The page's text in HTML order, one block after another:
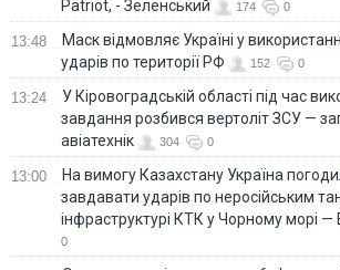
Patriot, - Зеленський
174 0
13:48
Маск відмовляє Україні у
ударів по території РФ
152 0
13:24
У Кіровоградській області під час
завдання розбився вертоліт ЗСУ —
авіатехнік
304 0
13:00
На вимогу Казахстану Україна
завдавати ударів по неросійським
інфраструктурі КТК у Чорному морі —
0